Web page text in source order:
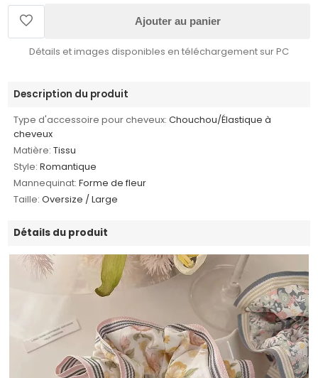
Ajouter au panier
Détails et images disponibles en téléchargement sur PC
Description du produit
Type d'accessoire pour cheveux: Chouchou/Élastique à
cheveux
Matière: Tissu
Style: Romantique
Mannequinat: Forme de fleur
Taille: Oversize / Large
Détails du produit